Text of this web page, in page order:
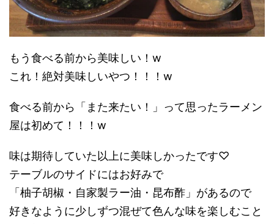
もう食べる前から美味しい！w
これ！絶対美味しいやつ！！！w
食べる前から「また来たい！」って思ったラーメン
屋は初めて！！！w
味は期待していた以上に美味しかったです♡
テーブルのサイドにはお好みで
「柚子胡椒・自家製ラー油・昆布酢」があるので
好きなように少しずつ混ぜて色んな味を楽しむこと